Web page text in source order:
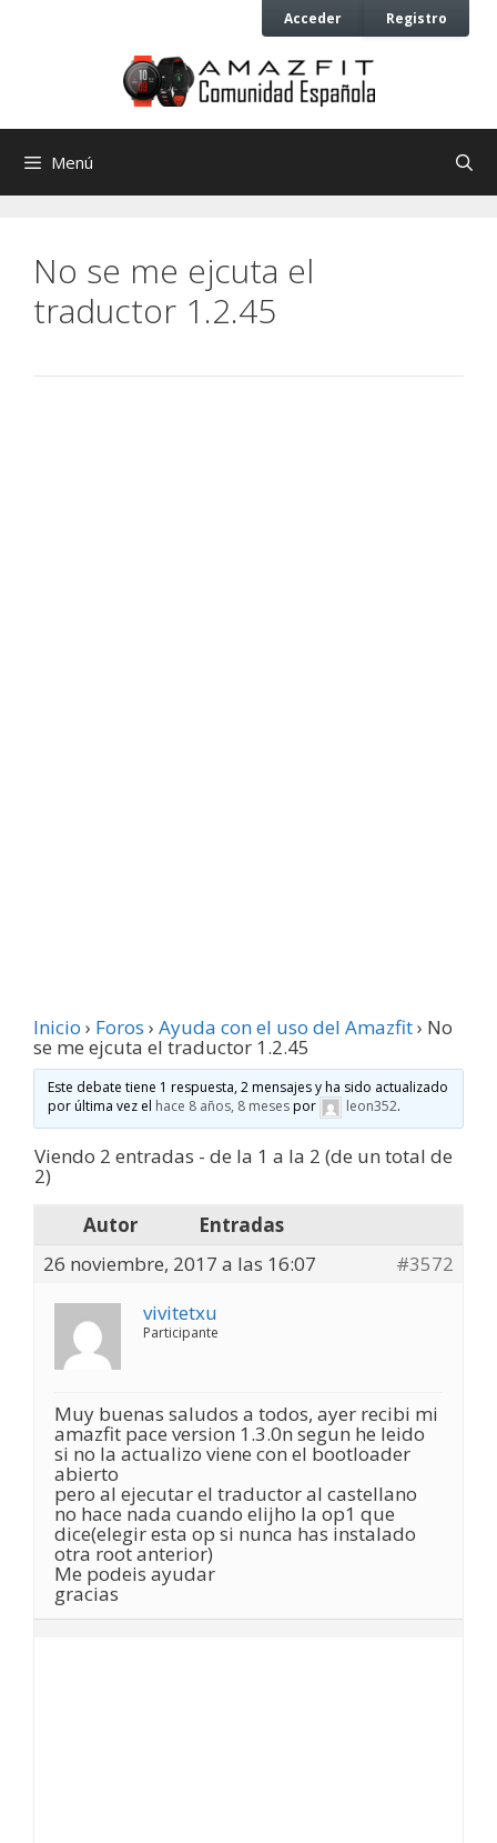
Acceder Registro
Menú
No se me ejcuta el
traductor 1.2.45
Inicio › Foros › Ayuda con el uso del Amazfit› No
se me ejcuta el traductor 1.2.45
Este debate tiene 1 respuesta, 2 mensajes y ha sido actualizado
por última vez el hace 8 años, 8 mesespor leon352.
Viendo 2 entradas - de la 1 a la 2 (de un total de
2)
Autor
Entradas
26 noviembre, 2017 a las 16:07
#3572
vivitetxu
Participante
Muy buenas saludos a todos, ayer recibi mi
amazfit pace version 1.3.0n segun he leido
si no la actualizo viene con el bootloader
abierto
pero al ejecutar el traductor al castellano
no hace nada cuando elijho la op1 que
dice(elegir esta op si nunca has instalado
otra root anterior)
Me podeis ayudar
gracias